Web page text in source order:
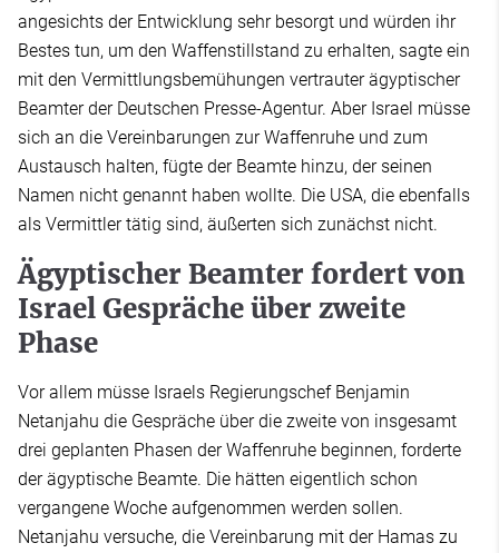
angesichts der Entwicklung sehr besorgt und würden ihr
Bestes tun, um den Waffenstillstand zu erhalten, sagte ein
mit den Vermittlungsbemühungen vertrauter ägyptischer
Beamter der Deutschen Presse-Agentur. Aber Israel müsse
sich an die Vereinbarungen zur Waffenruhe und zum
Austausch halten, fügte der Beamte hinzu, der seinen
Namen nicht genannt haben wollte. Die USA, die ebenfalls
als Vermittler tätig sind, äußerten sich zunächst nicht.
Ägyptischer Beamter fordert von
Israel Gespräche über zweite
Phase
Vor allem müsse Israels Regierungschef Benjamin
Netanjahu die Gespräche über die zweite von insgesamt
drei geplanten Phasen der Waffenruhe beginnen, forderte
der ägyptische Beamte. Die hätten eigentlich schon
vergangene Woche aufgenommen werden sollen.
Netanjahu versuche, die Vereinbarung mit der Hamas zu